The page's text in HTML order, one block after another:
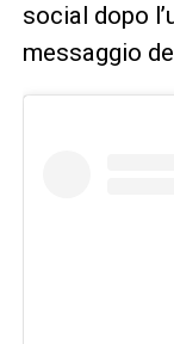
social dopo
messaggio